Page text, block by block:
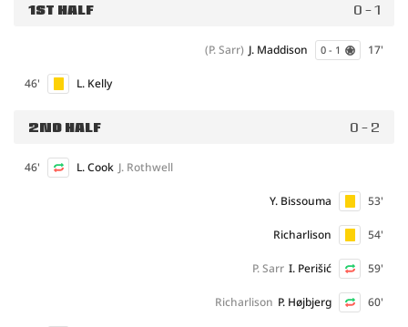
1ST HALF 0 - 1
17'
0 - 1
J. Maddison
(P. Sarr)
46' L. Kelly
2ND HALF 0 - 2
46' L. Cook J. Rothwell
53'
Y. Bissouma
54'
Richarlison
59'
I. Perišić
P. Sarr
60'
P. Højbjerg
Richarlison